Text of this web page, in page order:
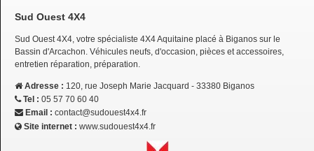
Sud Ouest 4X4
Sud Ouest 4X4, votre spécialiste 4X4 Aquitaine placé à Biganos sur le
Bassin d'Arcachon. Véhicules neufs, d'occasion, pièces et accessoires,
entretien réparation, préparation.
Adresse : 120, rue Joseph Marie Jacquard - 33380 Biganos
Tel : 05 57 70 60 40
Email : contact@sudouest4x4.fr
Site internet : www.sudouest4x4.fr